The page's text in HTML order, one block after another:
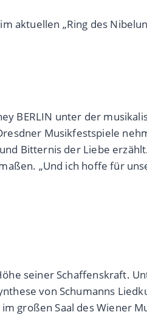
aktuellen „Ring des
BERLIN unter der
Musikfestspiele
Bitternis der Liebe
„Und ich hoffe für
seiner Schaffenskraft.
von Schumanns
großen Saal des Wiener